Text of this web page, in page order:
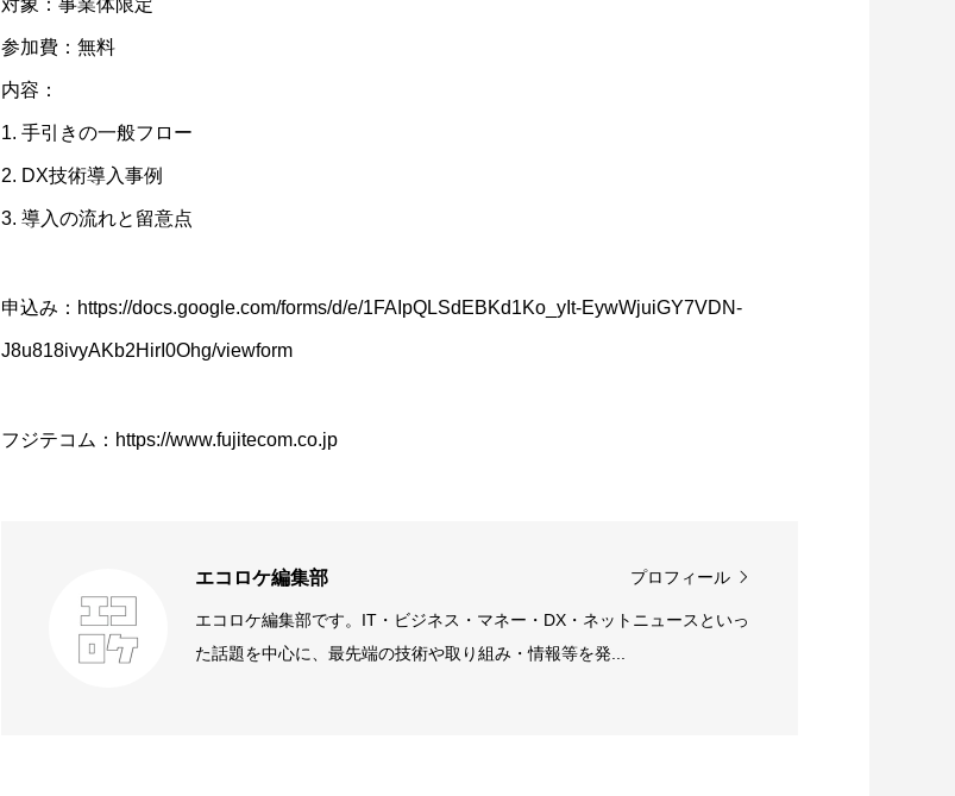
対象：事業体限定
参加費：無料
内容：
1. 手引きの一般フロー
2. DX技術導入事例
3. 導入の流れと留意点
申込み：https://docs.google.com/forms/d/e/1FAIpQLSdEBKd1Ko_yIt-EywWjuiGY7VDN-
J8u818ivyAKb2HirI0Ohg/viewform
フジテコム：https://www.fujitecom.co.jp
エコロケ編集部 プロフィール
エコロケ編集部です。IT・ビジネス・マネー・DX・ネットニュースといっ
た話題を中心に、最先端の技術や取り組み・情報等を発...